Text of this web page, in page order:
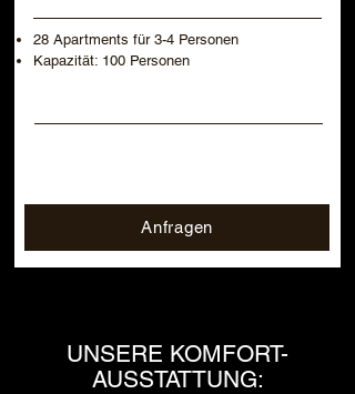
28 Apartments für 3-4 Personen
Kapazität: 100 Personen
Anfragen
UNSERE KOMFORT-
AUSSTATTUNG: